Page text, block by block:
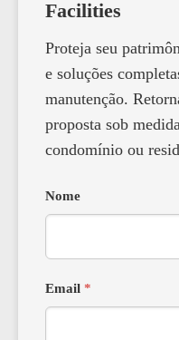
Facilities
Proteja seu
e soluções
manutenção.
proposta sob
condomínio ou
Nome
Email *